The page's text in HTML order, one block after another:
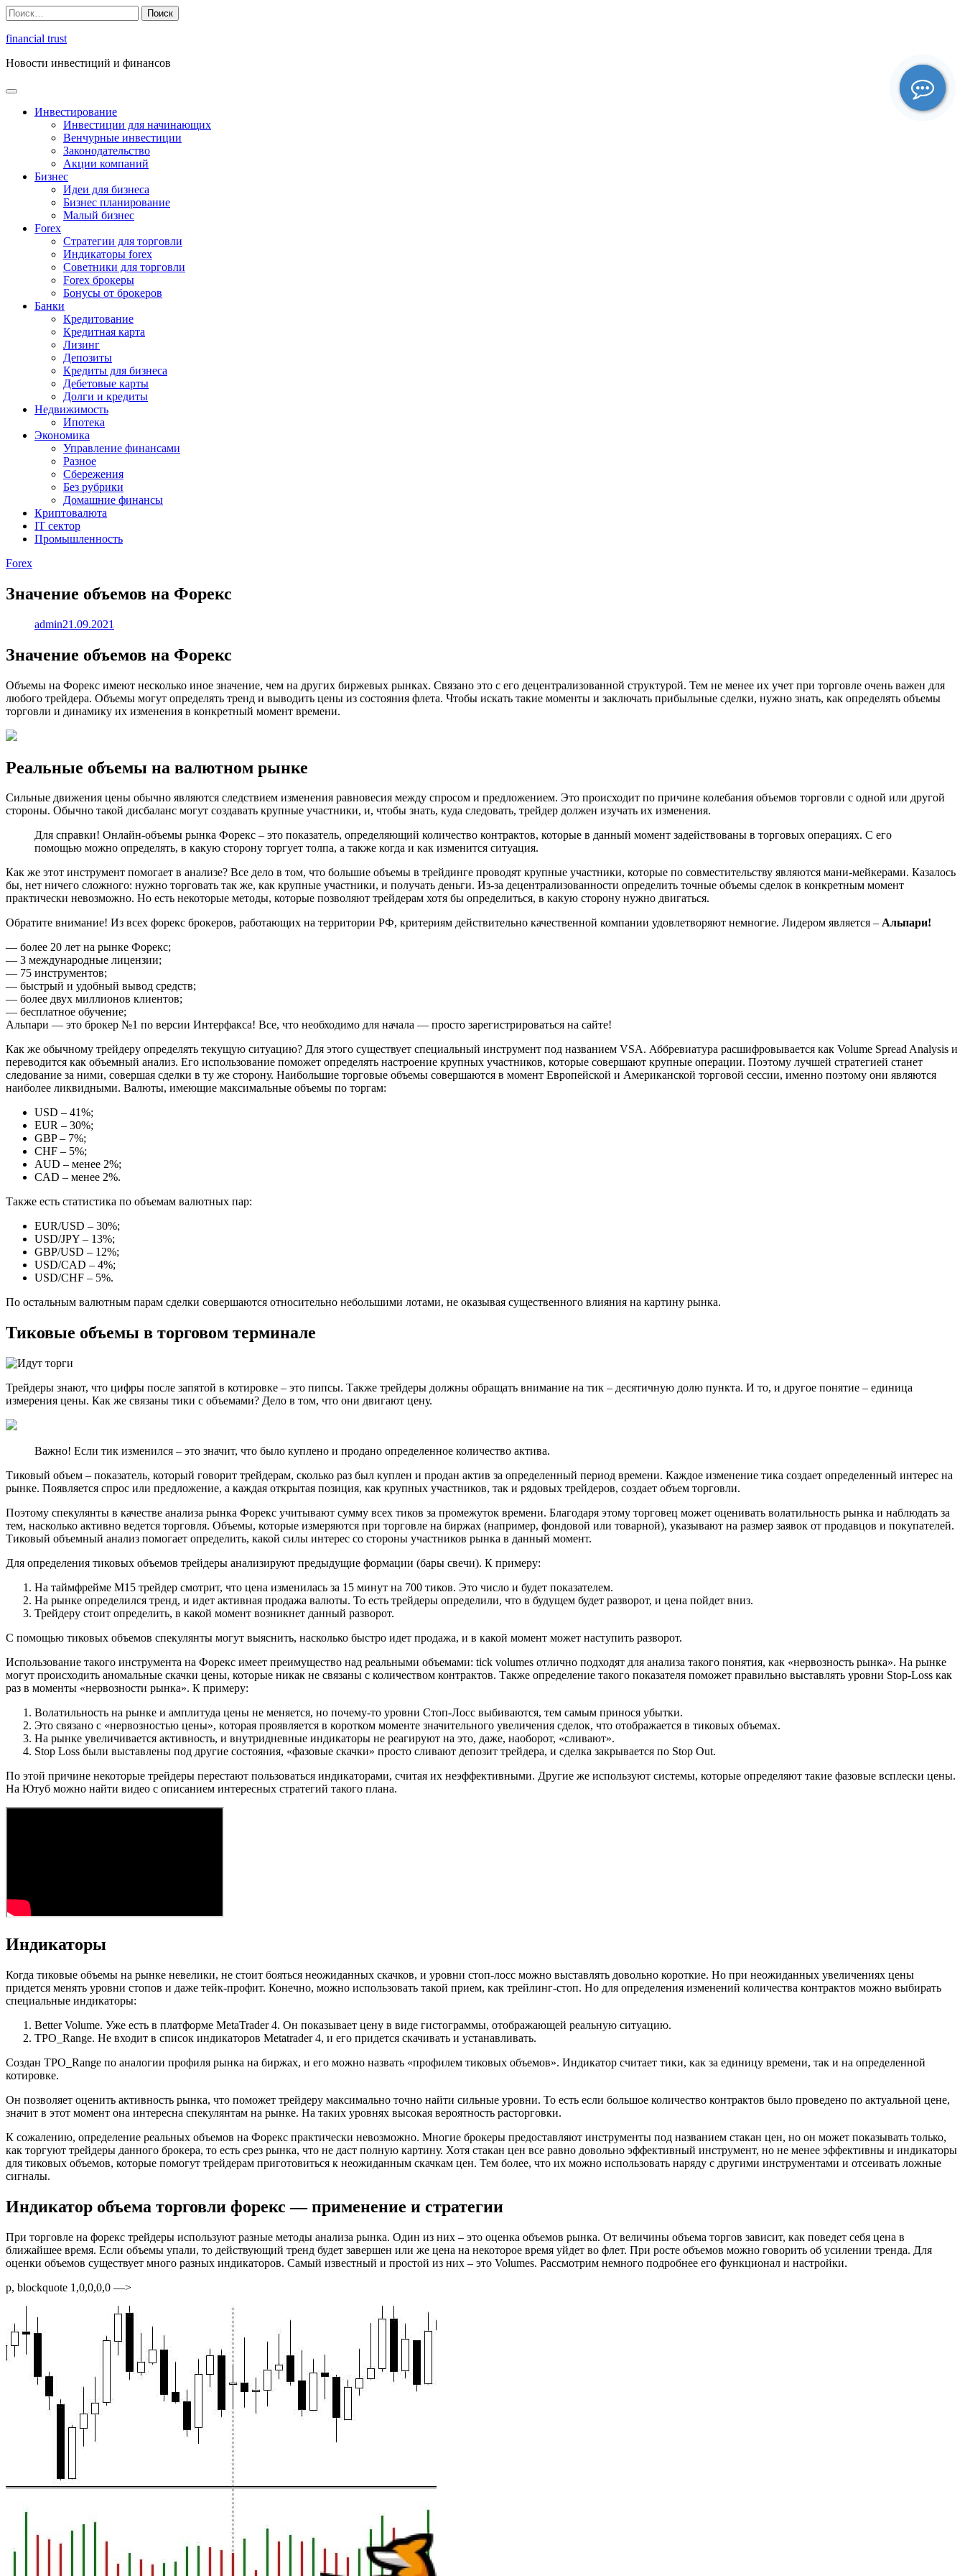
Перейти
к
содержимому
Найти:
financial trust
Новости инвестиций и финансов
Инвестирование
Инвестиции для начинающих
Венчурные инвестиции
Законодательство
Акции компаний
Бизнес
Идеи для бизнеса
Бизнес планирование
Малый бизнес
Forex
Стратегии для торговли
Индикаторы forex
Советники для торговли
Forex брокеры
Бонусы от брокеров
Банки
Кредитование
Кредитная карта
Лизинг
Депозиты
Кредиты для бизнеса
Дебетовые карты
Долги и кредиты
Недвижимость
Ипотека
Экономика
Управление финансами
Разное
Сбережения
Без рубрики
Домашние финансы
Криптовалюта
IT сектор
Промышленность
Forex
Значение объемов на Форекс
admin21.09.2021
Значение объемов на Форекс
Объемы на Форекс имеют несколько иное значение, чем на других биржевых рынках. Связано это с его децентрализованной структурой. Тем не менее их учет при торговле очень важен для
любого трейдера. Объемы могут определять тренд и выводить цены из состояния флета. Чтобы искать такие моменты и заключать прибыльные сделки, нужно знать, как определять объемы
торговли и динамику их изменения в конкретный момент времени.
Реальные объемы на валютном рынке
Сильные движения цены обычно являются следствием изменения равновесия между спросом и предложением. Это происходит по причине колебания объемов торговли с одной или другой
стороны. Обычно такой дисбаланс могут создавать крупные участники, и, чтобы знать, куда следовать, трейдер должен изучать их изменения.
Для справки! Онлайн-объемы рынка Форекс – это показатель, определяющий количество контрактов, которые в данный момент задействованы в торговых операциях. С его
помощью можно определять, в какую сторону торгует толпа, а также когда и как изменится ситуация.
Как же этот инструмент помогает в анализе? Все дело в том, что большие объемы в трейдинге проводят крупные участники, которые по совместительству являются мани-мейкерами. Казалось
бы, нет ничего сложного: нужно торговать так же, как крупные участники, и получать деньги. Из-за децентрализованности определить точные объемы сделок в конкретным момент
практически невозможно. Но есть некоторые методы, которые позволяют трейдерам хотя бы определиться, в какую сторону нужно двигаться.
Обратите внимание! Из всех форекс брокеров, работающих на территории РФ, критериям действительно качественной компании удовлетворяют немногие. Лидером является – Альпари!
— более 20 лет на рынке Форекс;
— 3 международные лицензии;
— 75 инструментов;
— быстрый и удобный вывод средств;
— более двух миллионов клиентов;
— бесплатное обучение;
Альпари — это брокер №1 по версии Интерфакса! Все, что необходимо для начала — просто зарегистрироваться на сайте!
Как же обычному трейдеру определять текущую ситуацию? Для этого существует специальный инструмент под названием VSA. Аббревиатура расшифровывается как Volume Spread Analysis и
переводится как объемный анализ. Его использование поможет определять настроение крупных участников, которые совершают крупные операции. Поэтому лучшей стратегией станет
следование за ними, совершая сделки в ту же сторону. Наибольшие торговые объемы совершаются в момент Европейской и Американской торговой сессии, именно поэтому они являются
наиболее ликвидными. Валюты, имеющие максимальные объемы по торгам:
USD – 41%;
EUR – 30%;
GBP – 7%;
CHF – 5%;
AUD – менее 2%;
CAD – менее 2%.
Также есть статистика по объемам валютных пар:
EUR/USD – 30%;
USD/JPY – 13%;
GBP/USD – 12%;
USD/CAD – 4%;
USD/CHF – 5%.
По остальным валютным парам сделки совершаются относительно небольшими лотами, не оказывая существенного влияния на картину рынка.
Тиковые объемы в торговом терминале
Трейдеры знают, что цифры после запятой в котировке – это пипсы. Также трейдеры должны обращать внимание на тик – десятичную долю пункта. И то, и другое понятие – единица
измерения цены. Как же связаны тики с объемами? Дело в том, что они двигают цену.
Важно! Если тик изменился – это значит, что было куплено и продано определенное количество актива.
Тиковый объем – показатель, который говорит трейдерам, сколько раз был куплен и продан актив за определенный период времени. Каждое изменение тика создает определенный интерес на
рынке. Появляется спрос или предложение, а каждая открытая позиция, как крупных участников, так и рядовых трейдеров, создает объем торговли.
Поэтому спекулянты в качестве анализа рынка Форекс учитывают сумму всех тиков за промежуток времени. Благодаря этому торговец может оценивать волатильность рынка и наблюдать за
тем, насколько активно ведется торговля. Объемы, которые измеряются при торговле на биржах (например, фондовой или товарной), указывают на размер заявок от продавцов и покупателей.
Тиковый объемный анализ помогает определить, какой силы интерес со стороны участников рынка в данный момент.
Для определения тиковых объемов трейдеры анализируют предыдущие формации (бары свечи). К примеру:
На таймфрейме М15 трейдер смотрит, что цена изменилась за 15 минут на 700 тиков. Это число и будет показателем.
На рынке определился тренд, и идет активная продажа валюты. То есть трейдеры определили, что в будущем будет разворот, и цена пойдет вниз.
Трейдеру стоит определить, в какой момент возникнет данный разворот.
С помощью тиковых объемов спекулянты могут выяснить, насколько быстро идет продажа, и в какой момент может наступить разворот.
Использование такого инструмента на Форекс имеет преимущество над реальными объемами: tick volumes отлично подходят для анализа такого понятия, как «нервозность рынка». На рынке
могут происходить аномальные скачки цены, которые никак не связаны с количеством контрактов. Также определение такого показателя поможет правильно выставлять уровни Stop-Loss как
раз в моменты «нервозности рынка». К примеру:
Волатильность на рынке и амплитуда цены не меняется, но почему-то уровни Стоп-Лосс выбиваются, тем самым принося убытки.
Это связано с «нервозностью цены», которая проявляется в коротком моменте значительного увеличения сделок, что отображается в тиковых объемах.
На рынке увеличивается активность, и внутридневные индикаторы не реагируют на это, даже, наоборот, «сливают».
Stop Loss были выставлены под другие состояния, «фазовые скачки» просто сливают депозит трейдера, и сделка закрывается по Stop Out.
По этой причине некоторые трейдеры перестают пользоваться индикаторами, считая их неэффективными. Другие же используют системы, которые определяют такие фазовые всплески цены.
На Ютуб можно найти видео с описанием интересных стратегий такого плана.
Индикаторы
Когда тиковые объемы на рынке невелики, не стоит бояться неожиданных скачков, и уровни стоп-лосс можно выставлять довольно короткие. Но при неожиданных увеличениях цены
придется менять уровни стопов и даже тейк-профит. Конечно, можно использовать такой прием, как трейлинг-стоп. Но для определения изменений количества контрактов можно выбирать
специальные индикаторы:
Better Volume. Уже есть в платформе MetaTrader 4. Он показывает цену в виде гистограммы, отображающей реальную ситуацию.
TPO_Range. Не входит в список индикаторов Metatrader 4, и его придется скачивать и устанавливать.
Создан TPO_Range по аналогии профиля рынка на биржах, и его можно назвать «профилем тиковых объемов». Индикатор считает тики, как за единицу времени, так и на определенной
котировке.
Он позволяет оценить активность рынка, что поможет трейдеру максимально точно найти сильные уровни. То есть если большое количество контрактов было проведено по актуальной цене,
значит в этот момент она интересна спекулянтам на рынке. На таких уровнях высокая вероятность расторговки.
К сожалению, определение реальных объемов на Форекс практически невозможно. Многие брокеры предоставляют инструменты под названием стакан цен, но он может показывать только,
как торгуют трейдеры данного брокера, то есть срез рынка, что не даст полную картину. Хотя стакан цен все равно довольно эффективный инструмент, но не менее эффективны и индикаторы
для тиковых объемов, которые помогут трейдерам приготовиться к неожиданным скачкам цен. Тем более, что их можно использовать наряду с другими инструментами и отсеивать ложные
сигналы.
Индикатор объема торговли форекс — применение и стратегии
При торговле на форекс трейдеры используют разные методы анализа рынка. Один из них – это оценка объемов рынка. От величины объема торгов зависит, как поведет себя цена в
ближайшее время. Если объемы упали, то действующий тренд будет завершен или же цена на некоторое время уйдет во флет. При росте объемов можно говорить об усилении тренда. Для
оценки объемов существует много разных индикаторов. Самый известный и простой из них – это Volumes. Рассмотрим немного подробнее его функционал и настройки.
p, blockquote 1,0,0,0,0 —>